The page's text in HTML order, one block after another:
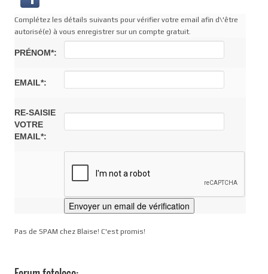
Complétez les détails suivants pour vérifier votre email afin d\'être
autorisé(e) à vous enregistrer sur un compte gratuit.
PRÉNOM*:
EMAIL*:
RE-SAISIE
VOTRE
EMAIL*:
Pas de SPAM chez Blaise! C'est promis!